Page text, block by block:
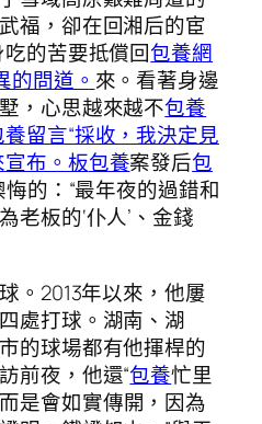
福，卻在回湘后的宦
的苦要抵償回包養網
的問道。 來。看著身邊
，心思越來越不包養
留言“採收，我決定見
宣布。板包養案發后包
的：“最年夜的過錯和
老板的‘仆人’、金錢
。2013年以來，他屢
處打球。湖南、湖
的球場都有他揮桿的
前夜，他還“包養忙里
是會如實傳開，因為